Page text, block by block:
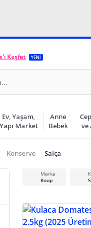
Keşfet YENİ
Ev, Yaşam,
Yapı Market
Anne
Bebek
ve
Konserve Salça
Marka
Koop